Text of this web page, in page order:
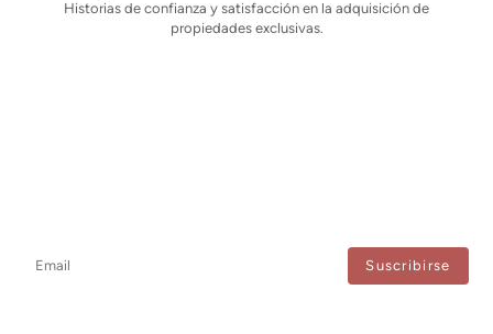
Historias de confianza y satisfacción en la adquisición de
propiedades exclusivas.